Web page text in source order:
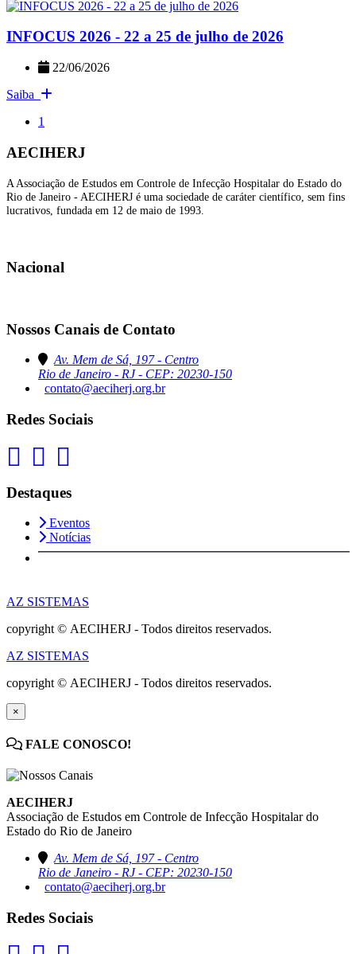
INFOCUS 2026 - 22 a 25 de julho de 2026
22/06/2026
Saiba
1
AECIHERJ
A Associação de Estudos em Controle de Infecção Hospitalar do Estado do
Rio de Janeiro - AECIHERJ é uma sociedade de caráter científico, sem fins
lucrativos, fundada em 12 de maio de 1993.
Nacional
Nossos Canais de Contato
Av. Mem de Sá, 197 - Centro
Rio de Janeiro - RJ - CEP: 20230-150
contato@aeciherj.org.br
Redes Sociais
Destaques
Eventos
Notícias
AZ SISTEMAS
copyright © AECIHERJ - Todos direitos reservados.
AZ SISTEMAS
copyright © AECIHERJ - Todos direitos reservados.
×
FALE CONOSCO!
AECIHERJ
Associação de Estudos em Controle de Infecção Hospitalar do
Estado do Rio de Janeiro
Av. Mem de Sá, 197 - Centro
Rio de Janeiro - RJ - CEP: 20230-150
contato@aeciherj.org.br
Redes Sociais